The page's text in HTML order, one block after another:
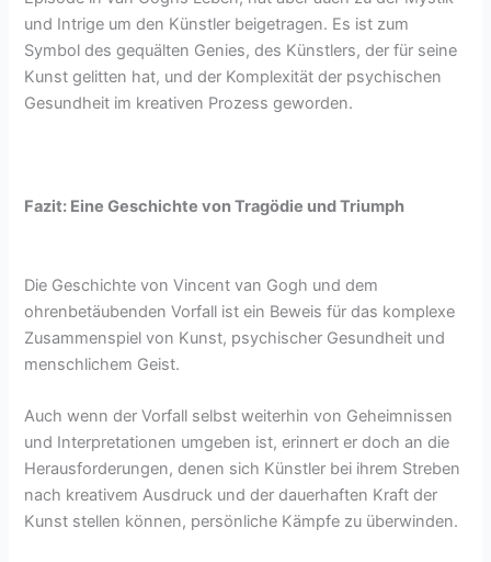
und Intrige um den Künstler beigetragen. Es ist zum
Symbol des gequälten Genies, des Künstlers, der für seine
Kunst gelitten hat, und der Komplexität der psychischen
Gesundheit im kreativen Prozess geworden.
Fazit: Eine Geschichte von Tragödie und Triumph
Die Geschichte von Vincent van Gogh und dem
ohrenbetäubenden Vorfall ist ein Beweis für das komplexe
Zusammenspiel von Kunst, psychischer Gesundheit und
menschlichem Geist.
Auch wenn der Vorfall selbst weiterhin von Geheimnissen
und Interpretationen umgeben ist, erinnert er doch an die
Herausforderungen, denen sich Künstler bei ihrem Streben
nach kreativem Ausdruck und der dauerhaften Kraft der
Kunst stellen können, persönliche Kämpfe zu überwinden.